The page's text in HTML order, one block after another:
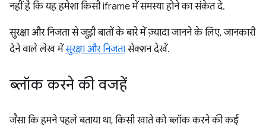
नहीं है कि यह हमेशा किसी iframe में समस्या होने का संकेत दे.
सुरक्षा और निजता से जुड़ी बातों के बारे में ज़्यादा जानने के लिए, जानकारी
देने वाले लेख मेंसुरक्षा और निजतासेक्शन देखें.
ब्लॉक करने की वजहें
जैसा कि हमने पहले बताया था, किसी खाते को ब्लॉक करने की कई